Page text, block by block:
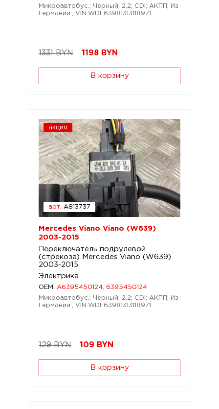
Микроавтобус.; Чёрный; 2,2; CDi; АКПП; Из
Германии.; VIN:WDF63981313118971
1331 BYN 1198 BYN
В корзину
акция
арт. A813737
Mercedes Viano Viano (W639)
2003-2015
Переключатель подрулевой
(стрекоза) Mercedes Viano (W639)
2003-2015
Электрика
OEM: A6395450124, 6395450124
Микроавтобус.; Чёрный; 2,2; CDi; АКПП; Из
Германии.; VIN:WDF63981313118971
129 BYN 109 BYN
В корзину